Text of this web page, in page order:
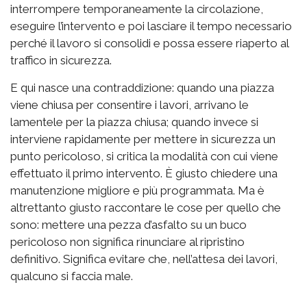
interrompere temporaneamente la circolazione,
eseguire l’intervento e poi lasciare il tempo necessario
perché il lavoro si consolidi e possa essere riaperto al
traffico in sicurezza.
E qui nasce una contraddizione: quando una piazza
viene chiusa per consentire i lavori, arrivano le
lamentele per la piazza chiusa; quando invece si
interviene rapidamente per mettere in sicurezza un
punto pericoloso, si critica la modalità con cui viene
effettuato il primo intervento. È giusto chiedere una
manutenzione migliore e più programmata. Ma è
altrettanto giusto raccontare le cose per quello che
sono: mettere una pezza d’asfalto su un buco
pericoloso non significa rinunciare al ripristino
definitivo. Significa evitare che, nell’attesa dei lavori,
qualcuno si faccia male.